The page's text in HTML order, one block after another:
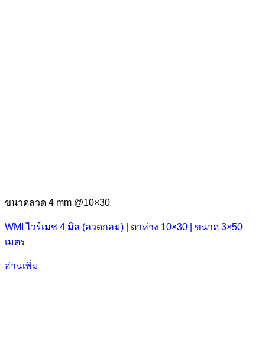
ขนาดลวด 4 mm @10×30
WMI ไวร์เมช 4 มิล (ลวดกลม) | ตาห่าง 10×30 | ขนาด 3×50
เมตร
อ่านเพิ่ม